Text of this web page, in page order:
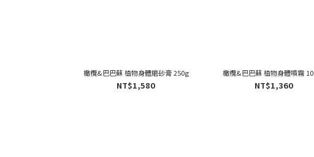
橄欖&巴巴蘇 植物身體磨砂膏 250g
NT$1,580
橄欖&巴巴蘇 植物身體噴霧
NT$1,360